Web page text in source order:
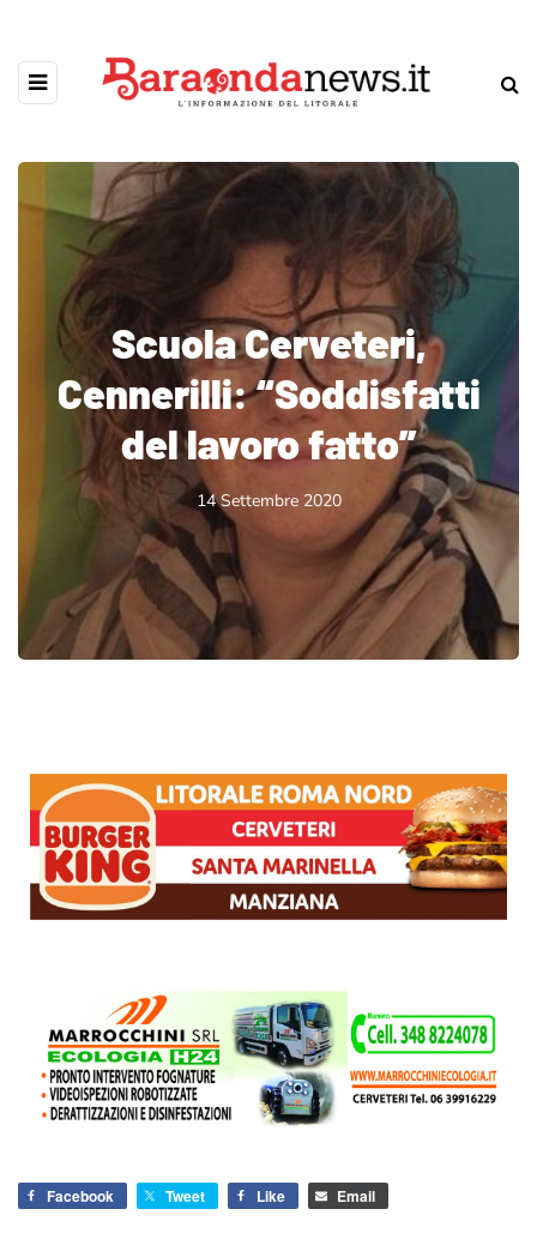
Scuola Cerveteri,
Cennerilli: “Soddisfatti
del lavoro fatto”
14 Settembre 2020
Facebook Tweet Like Email